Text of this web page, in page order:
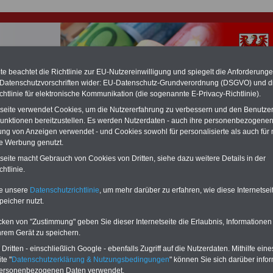
für Beamte & Ruhestandsbeamte (zu geringe Alimentation)
hat die Berliner Landesbesoldung für verfassungs-widrig
muss bisMärz 2027 eine Neuregelung der Besoldung beschließen). Auch
& Ruhestandsbeamte) gibt es teilweise hohe Nachzahlungen
für
alle (!) Beamte
zwischen mind. 3.000 und 13.000 Euro, Der INFO-
hierzu eine Broschüre heraus, die unmittelbar nach dem Beschluss des
der Bundesregierung vorgelegt wird (wahrscheinlich im Quartal.2026
der Broschüre
Beamtenversorgungsgesetz (BbgBeamtVG): § 51
Zehn OnlineBücher & eBooks für den Öffentlichen Dienst /
zum Komplettpreis von15 Euro im JahrSie können zehn Taschenbücher
lesen und ausdrucken: Beamtenrecht, Besoldung, Versorgung,
Tarifrecht, Berufseinstieg und Rund ums Geld im öffentlichen
beachtet die Richtlinie zur EU-Nutzereinwilligung und spiegelt die
wider: EU-Datenschutz-Grundverordnung (DSGVO) und
für elektronische Kommunikation (die sogenannte E-Privacy-Richtlinie).
verwendet Cookies, um die Nutzererfahrung zu verbessern und den
bereitzustellen. Es werden Nutzerdaten - auch ihre
von Anzeigen verwendet - und Cookies sowohl für personalisierte als auch für
Werbung genutzt.
macht Gebrauch von Cookies von Dritten, siehe dazu weitere Details in der
unsere Datenschutzrichtlinie, um mehr darüber zu erfahren, wie diese
nutzt.
von "Zustimmung" geben Sie dieser Internetseite die Erlaubnis,
Gerät zu speichern.
- einschließlich Google - ebenfalls Zugriff auf die Nutzerdaten. Mithilfe
"Datenschutzerklärung & Nutzungsbedingungen" können Sie sich darüber
Daten verwendet.